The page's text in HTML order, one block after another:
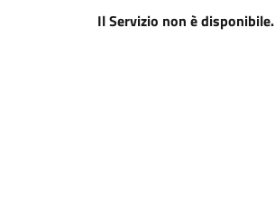
Il Servizio non è disponibile.